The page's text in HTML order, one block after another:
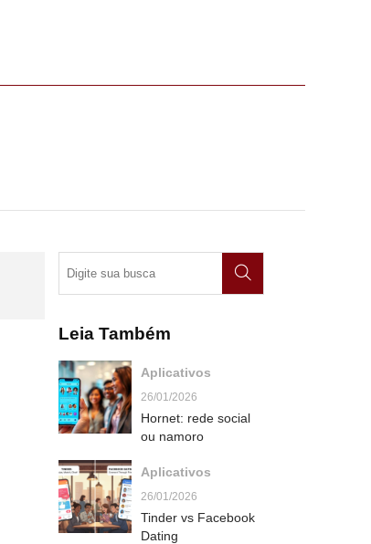
Leia Também
Aplicativos
26/01/2026
Hornet: rede social
ou namoro
Aplicativos
26/01/2026
Tinder vs Facebook
Dating